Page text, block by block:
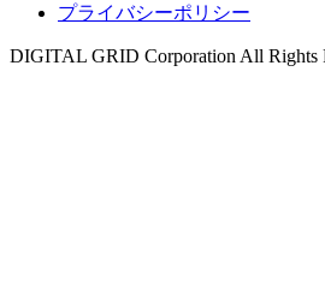
プライバシーポリシー
DIGITAL GRID Corporation All Rights